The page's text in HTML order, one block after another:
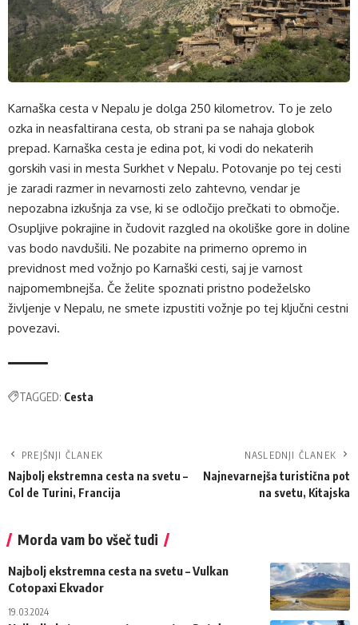
Karnaška cesta v Nepalu je dolga 250 kilometrov. To je zelo
ozka in neasfaltirana cesta, ob strani pa se nahaja globok
prepad. Karnaška cesta je edina pot, ki vodi do nekaterih
gorskih vasi in mesta Surkhet v Nepalu. Potovanje po tej cesti
je zaradi razmer in nevarnosti zelo zahtevno, vendar je
nepozabna izkušnja za vse, ki se odločijo prečkati to območje.
Osupljive pokrajine in čudovit razgled na okoliške gore in doline
vas bodo navdušili. Ne pozabite na primerno opremo in
previdnost med vožnjo po Karnaški cesti, saj je varnost
najpomembnejša. Če želite spoznati pristno podeželsko
življenje v Nepalu, ne smete izpustiti vožnje po tej ključni cestni
povezavi.
TAGGED: Cesta
PREJŠNJI ČLANEK
Najbolj ekstremna cesta na svetu –
Col de Turini, Francija
NASLEDNJI ČLANEK
Najnevarnejša turistična pot
na svetu, Kitajska
Morda vam bo všeč tudi
Najbolj ekstremna cesta na svetu – Vulkan
Cotopaxi Ekvador
19.03.2024